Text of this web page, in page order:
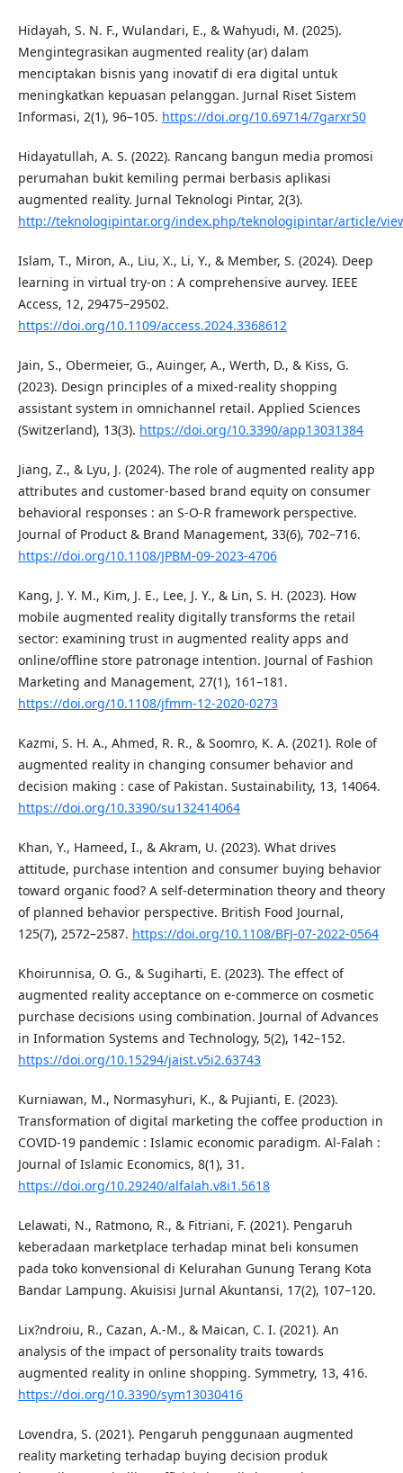
Hidayah, S. N. F., Wulandari, E., & Wahyudi, M. (2025).
Mengintegrasikan augmented reality (ar) dalam
menciptakan bisnis yang inovatif di era digital untuk
meningkatkan kepuasan pelanggan. Jurnal Riset Sistem
Informasi, 2(1), 96–105. https://doi.org/10.69714/7garxr50
Hidayatullah, A. S. (2022). Rancang bangun media promosi
perumahan bukit kemiling permai berbasis aplikasi
augmented reality. Jurnal Teknologi Pintar, 2(3).
http://teknologipintar.org/index.php/teknologipintar/article/
Islam, T., Miron, A., Liu, X., Li, Y., & Member, S. (2024). Deep
learning in virtual try-on : A comprehensive aurvey. IEEE
Access, 12, 29475–29502.
https://doi.org/10.1109/access.2024.3368612
Jain, S., Obermeier, G., Auinger, A., Werth, D., & Kiss, G.
(2023). Design principles of a mixed-reality shopping
assistant system in omnichannel retail. Applied Sciences
(Switzerland), 13(3). https://doi.org/10.3390/app13031384
Jiang, Z., & Lyu, J. (2024). The role of augmented reality app
attributes and customer-based brand equity on consumer
behavioral responses : an S-O-R framework perspective.
Journal of Product & Brand Management, 33(6), 702–716.
https://doi.org/10.1108/JPBM-09-2023-4706
Kang, J. Y. M., Kim, J. E., Lee, J. Y., & Lin, S. H. (2023). How
mobile augmented reality digitally transforms the retail
sector: examining trust in augmented reality apps and
online/offline store patronage intention. Journal of Fashion
Marketing and Management, 27(1), 161–181.
https://doi.org/10.1108/jfmm-12-2020-0273
Kazmi, S. H. A., Ahmed, R. R., & Soomro, K. A. (2021). Role of
augmented reality in changing consumer behavior and
decision making : case of Pakistan. Sustainability, 13, 14064.
https://doi.org/10.3390/su132414064
Khan, Y., Hameed, I., & Akram, U. (2023). What drives
attitude, purchase intention and consumer buying behavior
toward organic food? A self-determination theory and theory
of planned behavior perspective. British Food Journal,
125(7), 2572–2587. https://doi.org/10.1108/BFJ-07-2022-0564
Khoirunnisa, O. G., & Sugiharti, E. (2023). The effect of
augmented reality acceptance on e-commerce on cosmetic
purchase decisions using combination. Journal of Advances
in Information Systems and Technology, 5(2), 142–152.
https://doi.org/10.15294/jaist.v5i2.63743
Kurniawan, M., Normasyhuri, K., & Pujianti, E. (2023).
Transformation of digital marketing the coffee production in
COVID-19 pandemic : Islamic economic paradigm. Al-Falah :
Journal of Islamic Economics, 8(1), 31.
https://doi.org/10.29240/alfalah.v8i1.5618
Lelawati, N., Ratmono, R., & Fitriani, F. (2021). Pengaruh
keberadaan marketplace terhadap minat beli konsumen
pada toko konvensional di Kelurahan Gunung Terang Kota
Bandar Lampung. Akuisisi Jurnal Akuntansi, 17(2), 107–120.
Lix?ndroiu, R., Cazan, A.-M., & Maican, C. I. (2021). An
analysis of the impact of personality traits towards
augmented reality in online shopping. Symmetry, 13, 416.
https://doi.org/10.3390/sym13030416
Lovendra, S. (2021). Pengaruh penggunaan augmented
reality marketing terhadap buying decision produk